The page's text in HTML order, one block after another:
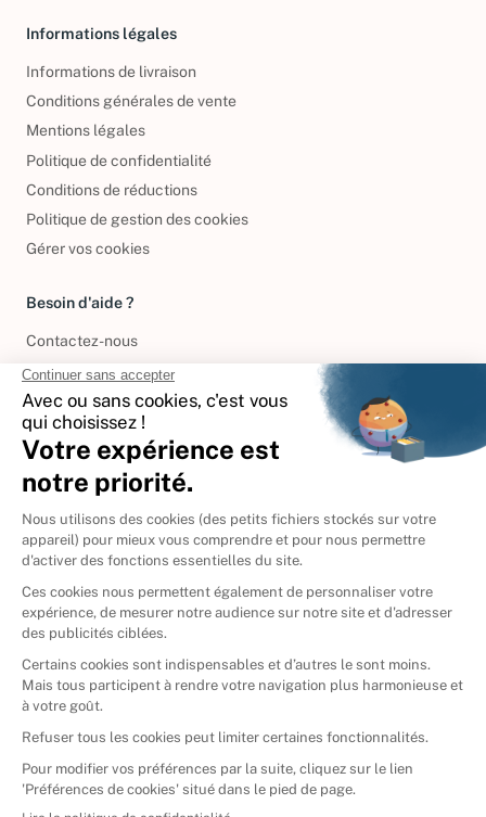
Informations légales
Informations de livraison
Conditions générales de vente
Mentions légales
Politique de confidentialité
Conditions de réductions
Politique de gestion des cookies
Gérer vos cookies
Besoin d'aide ?
Contactez-nous
International
🇪🇸Espagne
🇮🇹Italie
Donner vos livres